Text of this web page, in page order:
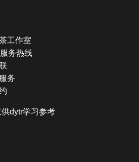
工作室
务热线
务
供dytr学习参考